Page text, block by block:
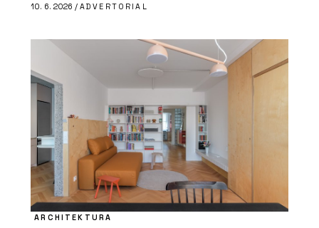
10. 6. 2026 / ADVERTORIAL
ARCHITEKTURA